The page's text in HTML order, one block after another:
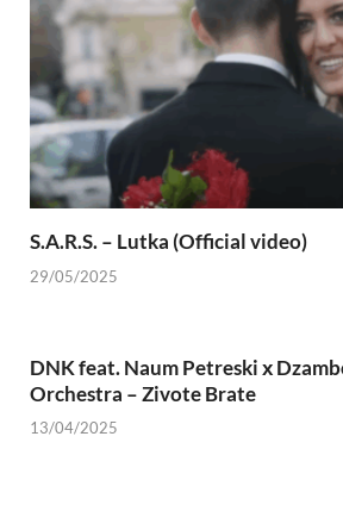
S.A.R.S. – Lutka (Official video)
29/05/2025
DNK feat. Naum Petreski х
Orchestra – Zivote Brate
13/04/2025